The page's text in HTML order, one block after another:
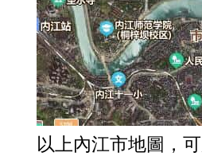
以上內江市地圖，